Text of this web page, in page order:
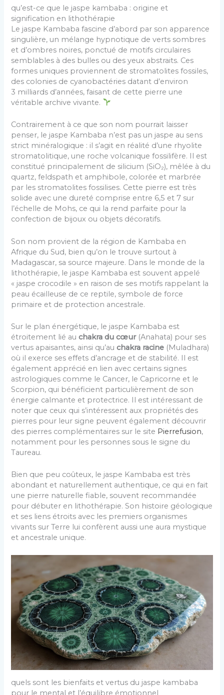
qu’est-ce que le jaspe kambaba : origine et
signification en lithothérapie
Le jaspe Kambaba fascine d’abord par son apparence
singulière, un mélange hypnotique de verts sombres
et d’ombres noires, ponctué de motifs circulaires
semblables à des bulles ou des yeux abstraits. Ces
formes uniques proviennent de stromatolites fossiles,
des colonies de cyanobactéries datant d’environ
3 milliards d’années, faisant de cette pierre une
véritable archive vivante.
Contrairement à ce que son nom pourrait laisser
penser, le jaspe Kambaba n’est pas un jaspe au sens
strict minéralogique : il s’agit en réalité d’une rhyolite
stromatolitique, une roche volcanique fossilifère. Il est
constitué principalement de silicium (SiO₂), mêlée à du
quartz, feldspath et amphibole, colorée et marbrée
par les stromatolites fossilises. Cette pierre est très
solide avec une dureté comprise entre 6,5 et 7 sur
l’échelle de Mohs, ce qui la rend parfaite pour la
confection de bijoux ou objets décoratifs.
Son nom provient de la région de Kambaba en
Afrique du Sud, bien qu’on le trouve surtout à
Madagascar, sa source majeure. Dans le monde de la
lithothérapie, le jaspe Kambaba est souvent appelé
« jaspe crocodile » en raison de ses motifs rappelant la
peau écailleuse de ce reptile, symbole de force
primaire et de protection ancestrale.
Sur le plan énergétique, le jaspe Kambaba est
étroitement lié auchakra du cœur(Anahata) pour ses
vertus apaisantes, ainsi qu’auchakra racine (Muladhara)
où il exerce ses effets d’ancrage et de stabilité. Il est
également apprécié en lien avec certains signes
astrologiques comme le Cancer, le Capricorne et le
Scorpion, qui bénéficient particulièrement de son
énergie calmante et protectrice. Il est intéressant de
noter que ceux qui s’intéressent aux propriétés des
pierres pour leur signe peuvent également découvrir
des pierres complémentaires sur le site Pierrefusion,
notamment pour les personnes sous le signe du
Taureau.
Bien que peu coûteux, le jaspe Kambaba est très
abondant et naturellement authentique, ce qui en fait
une pierre naturelle fiable, souvent recommandée
pour débuter en lithothérapie. Son histoire géologique
et ses liens étroits avec les premiers organismes
vivants sur Terre lui confèrent aussi une aura mystique
et ancestrale unique.
quels sont les bienfaits et vertus du jaspe kambaba
pour le mental et l’équilibre émotionnel